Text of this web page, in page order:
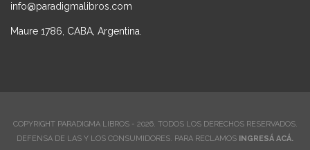
info@paradigmalibros.com
Maure 1786, CABA, Argentina.
COPYRIGHT PARADIGMA LIBROS - 2026. TODOS LOS DERECHOS RESERVADOS.
DEFENSA DE LAS Y LOS CONSUMIDORES. PARA RECLAMOS
INGRESÁ ACÁ.